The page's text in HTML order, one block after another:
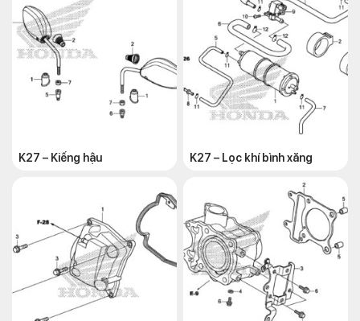
K27 – Kiếng hậu K27 – Lọc khí bình xăng